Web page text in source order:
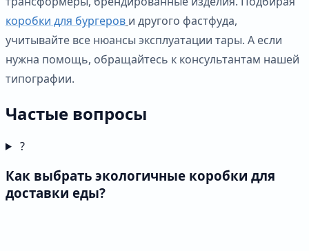
коробки для бургеров и другого фастфуда,
учитывайте все нюансы эксплуатации тары. А если
нужна помощь, обращайтесь к консультантам нашей
типографии.
Частые вопросы
?
Как выбрать экологичные коробки для
доставки еды?